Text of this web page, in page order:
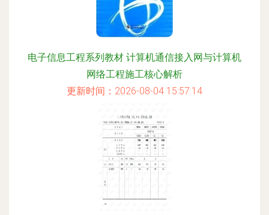
电子信息工程系列教材 计算机通信接入网与计算机
网络工程施工核心解析
更新时间：2026-08-04 15:57:14